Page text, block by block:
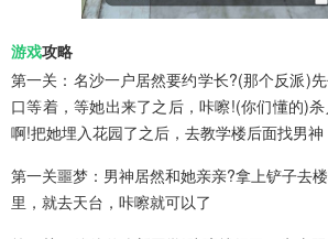
游戏攻略
第一关：名沙一户居然要约学长?(那个反派)
口等着，等她出来了之后，咔嚓!(你们懂的)
啊!把她埋入花园了之后，去教学楼后面找男神
第一关噩梦：男神居然和她亲亲?拿上铲子去
里，就去天台，咔嚓就可以了